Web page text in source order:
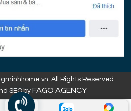
All Rights Reserved.
SEO by FAGO AGENCY